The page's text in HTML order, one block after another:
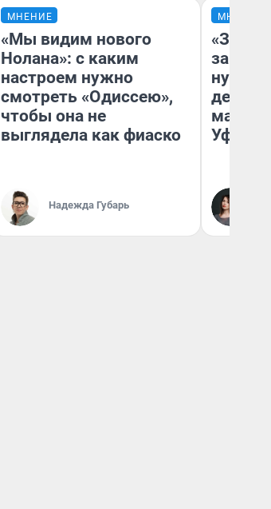
МНЕНИЕ
«Мы видим нового
Нолана»: с каким
настроем нужно
смотреть «Одиссею»,
чтобы она не
выглядела как фиаско
Надежда Губарь
МНЕНИЕ
дела с
Уфа